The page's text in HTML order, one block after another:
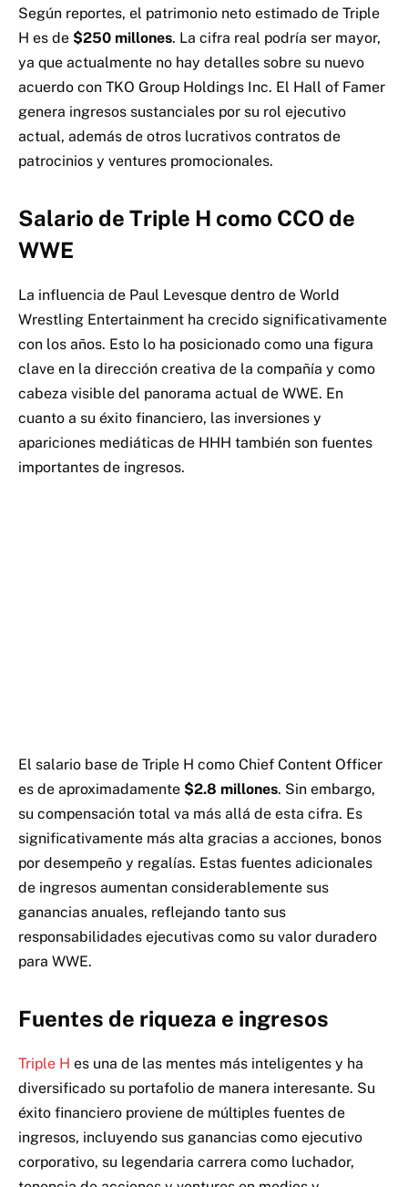
Según reportes, el patrimonio neto estimado de Triple
H es de $250 millones. La cifra real podría ser mayor,
ya que actualmente no hay detalles sobre su nuevo
acuerdo con TKO Group Holdings Inc. El Hall of Famer
genera ingresos sustanciales por su rol ejecutivo
actual, además de otros lucrativos contratos de
patrocinios y ventures promocionales.
Salario de Triple H como CCO de
WWE
La influencia de Paul Levesque dentro de World
Wrestling Entertainment ha crecido significativamente
con los años. Esto lo ha posicionado como una figura
clave en la dirección creativa de la compañía y como
cabeza visible del panorama actual de WWE. En
cuanto a su éxito financiero, las inversiones y
apariciones mediáticas de HHH también son fuentes
importantes de ingresos.
El salario base de Triple H como Chief Content Officer
es de aproximadamente $2.8 millones. Sin embargo,
su compensación total va más allá de esta cifra. Es
significativamente más alta gracias a acciones, bonos
por desempeño y regalías. Estas fuentes adicionales
de ingresos aumentan considerablemente sus
ganancias anuales, reflejando tanto sus
responsabilidades ejecutivas como su valor duradero
para WWE.
Fuentes de riqueza e ingresos
Triple H es una de las mentes más inteligentes y ha
diversificado su portafolio de manera interesante. Su
éxito financiero proviene de múltiples fuentes de
ingresos, incluyendo sus ganancias como ejecutivo
corporativo, su legendaria carrera como luchador,